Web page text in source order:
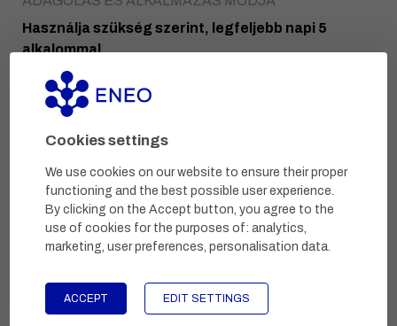
Cookies settings
We use cookies on our website to ensure their proper
functioning and the best possible user experience.
By clicking on the Accept button, you agree to the
use of cookies for the purposes of:analytics,
marketing, user preferences, personalisation data
ACCEPT EDIT SETTINGS
Használja szükség szerint, legfeljebb napi 5
alkalommal
A porlasztó 1-3 megnyomásával egyenletesen vigye fel
a megfelelő helyre, és hagyja hatni.
anyagokat tartalmazó termékekkel.
TÁROLÁS ÉS LEJÁRAT
Tartsa távol gyermekektől. 5-25°C közötti
Lejárat: 24 hónap